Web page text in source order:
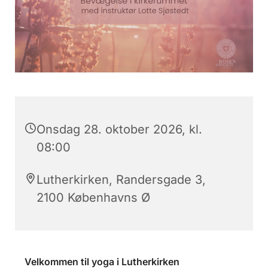
Onsdag 28. oktober 2026, kl.
08:00
Lutherkirken, Randersgade 3,
2100 Københavns Ø
Velkommen til yoga i Lutherkirken